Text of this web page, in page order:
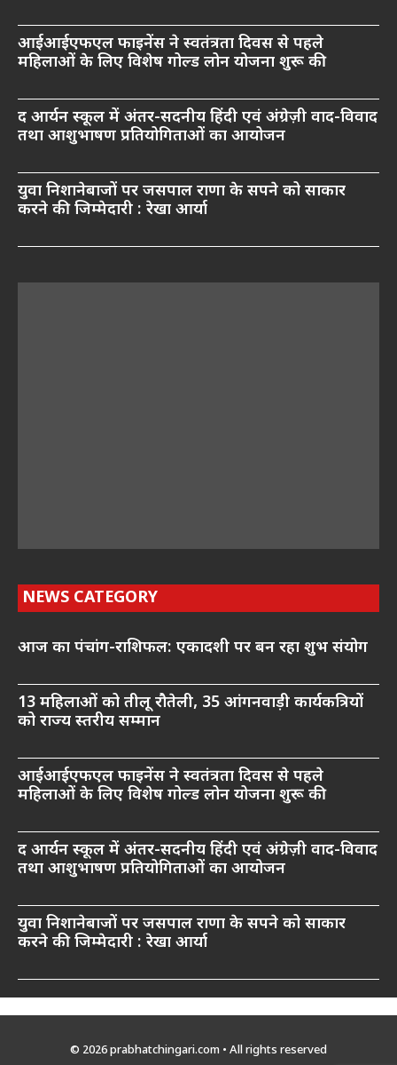
आईआईएफएल फाइनेंस ने स्वतंत्रता दिवस से पहले
महिलाओं के लिए विशेष गोल्ड लोन योजना शुरू की
द आर्यन स्कूल में अंतर-सदनीय हिंदी एवं अंग्रेज़ी वाद-विवाद
तथा आशुभाषण प्रतियोगिताओं का आयोजन
युवा निशानेबाजों पर जसपाल राणा के सपने को साकार
करने की जिम्मेदारी : रेखा आर्या
NEWS CATEGORY
आज का पंचांग-राशिफल: एकादशी पर बन रहा शुभ संयोग
13 महिलाओं को तीलू रौतेली, 35 आंगनवाड़ी कार्यकत्रियों
को राज्य स्तरीय सम्मान
आईआईएफएल फाइनेंस ने स्वतंत्रता दिवस से पहले
महिलाओं के लिए विशेष गोल्ड लोन योजना शुरू की
द आर्यन स्कूल में अंतर-सदनीय हिंदी एवं अंग्रेज़ी वाद-विवाद
तथा आशुभाषण प्रतियोगिताओं का आयोजन
युवा निशानेबाजों पर जसपाल राणा के सपने को साकार
करने की जिम्मेदारी : रेखा आर्या
© 2026 prabhatchingari.com • All rights reserved